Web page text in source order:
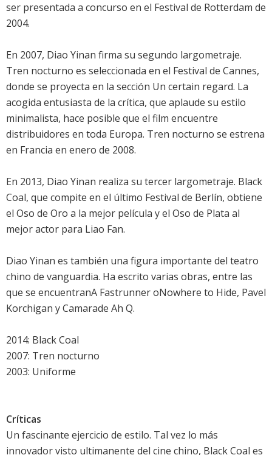
ser presentada a concurso en el Festival de Rotterdam de
2004.
En 2007, Diao Yinan firma su segundo largometraje.
Tren nocturno es seleccionada en el Festival de Cannes,
donde se proyecta en la sección Un certain regard. La
acogida entusiasta de la crítica, que aplaude su estilo
minimalista, hace posible que el film encuentre
distribuidores en toda Europa. Tren nocturno se estrena
en Francia en enero de 2008.
En 2013, Diao Yinan realiza su tercer largometraje. Black
Coal, que compite en el último Festival de Berlín, obtiene
el Oso de Oro a la mejor película y el Oso de Plata al
mejor actor para Liao Fan.
Diao Yinan es también una figura importante del teatro
chino de vanguardia. Ha escrito varias obras, entre las
que se encuentranA Fastrunner oNowhere to Hide, Pavel
Korchigan y Camarade Ah Q.
2014: Black Coal
2007: Tren nocturno
2003: Uniforme
Críticas
Un fascinante ejercicio de estilo. Tal vez lo más
innovador visto ultimanente del cine chino, Black Coal es